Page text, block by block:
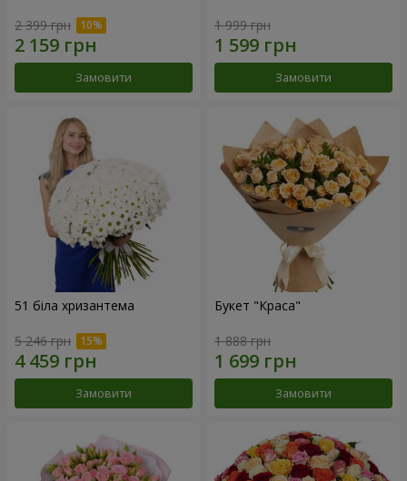
2 399 грн
Замовити
1 999 грн
Замовити
51 біла хризантема
5 246 грн
Замовити
Букет "Краса"
1 888 грн
Замовити